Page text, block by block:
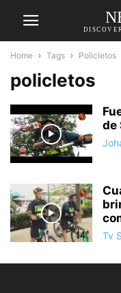
Home Tags Policletos
policletos
de
Tv